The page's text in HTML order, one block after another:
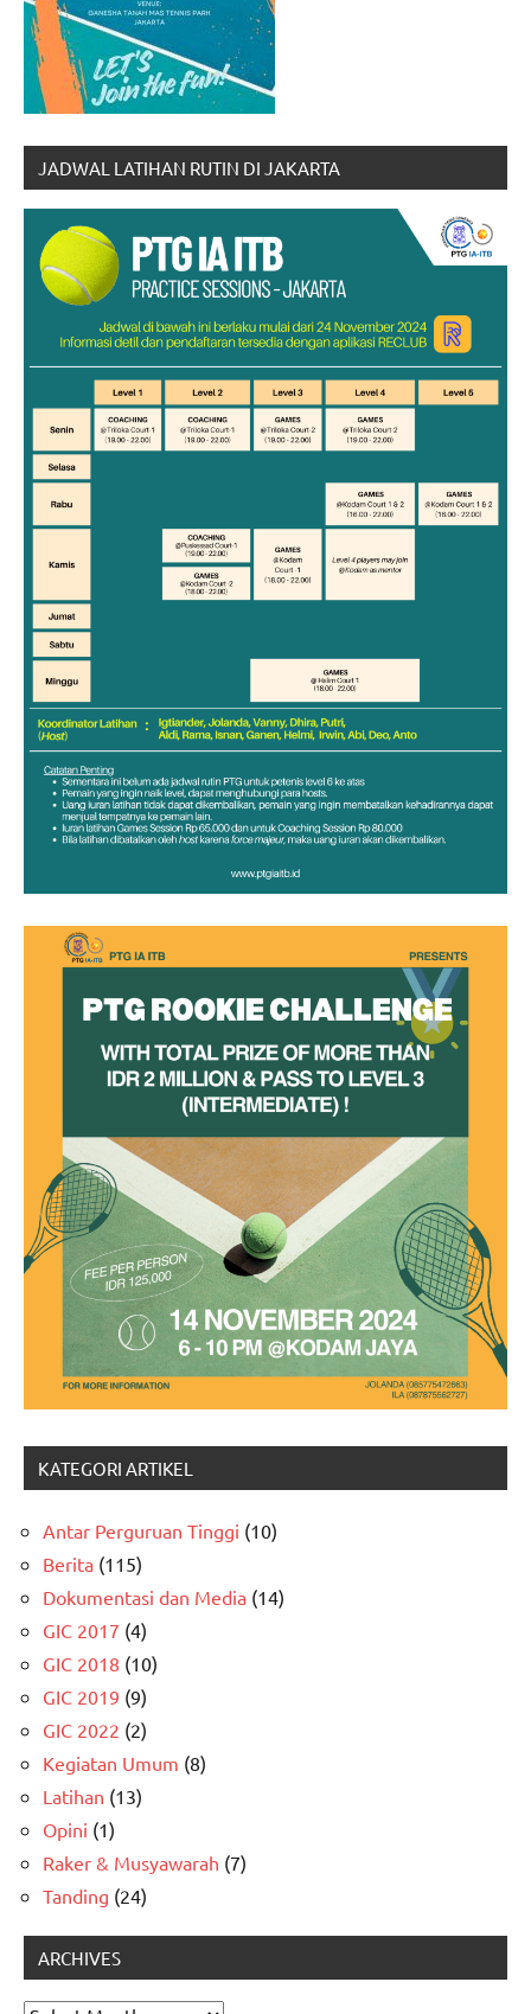
JADWAL LATIHAN RUTIN DI JAKARTA
KATEGORI ARTIKEL
Antar Perguruan Tinggi (10)
Berita (115)
Dokumentasi dan Media (14)
GIC 2017 (4)
GIC 2018 (10)
GIC 2019 (9)
GIC 2022 (2)
Kegiatan Umum (8)
Latihan (13)
Opini (1)
Raker & Musyawarah (7)
Tanding (24)
ARCHIVES